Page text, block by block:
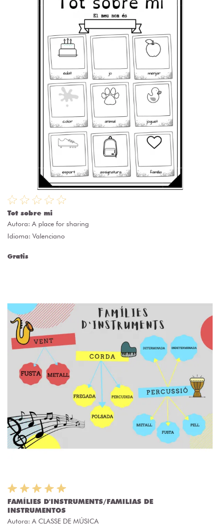
Tot sobre mi
Autora: A place for sharing
Idioma: Valenciano
Gratis
FAMÍLIES D'INSTRUMENTS/FAMILIAS DE
INSTRUMENTOS
Autora: A CLASSE DE MÚSICA